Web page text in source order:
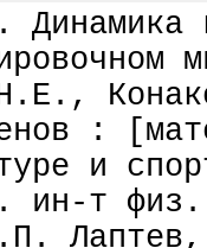
:
и
ин-т